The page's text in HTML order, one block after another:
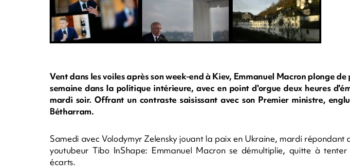
Vent dans les voiles après son week-end à Kiev, Emmanuel Macron plonge
semaine dans la politique intérieure, avec en point d'orgue deux heures
mardi soir. Offrant un contraste saisissant avec son Premier ministre,
Bétharram.
Samedi avec Volodymyr Zelensky jouant la paix en Ukraine, mardi répondant
youtubeur Tibo InShape: Emmanuel Macron se démultiplie, quitte à tenter
écarts.